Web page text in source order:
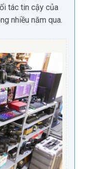
tác tin cậy của
nhiều năm qua.